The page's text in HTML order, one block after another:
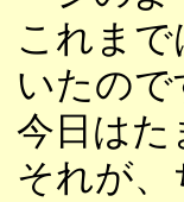
これま
いたの
今日はた
それが